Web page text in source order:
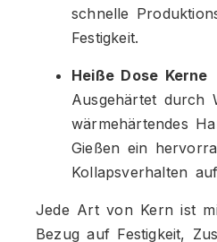
schnelle
Festigkeit.
Heiße Dose Kerne
Ausgehärtet durch
wärmehärtendes
Gießen ein
Kollapsverhalten
Jede Art von Kern ist
Bezug auf Festigkeit,